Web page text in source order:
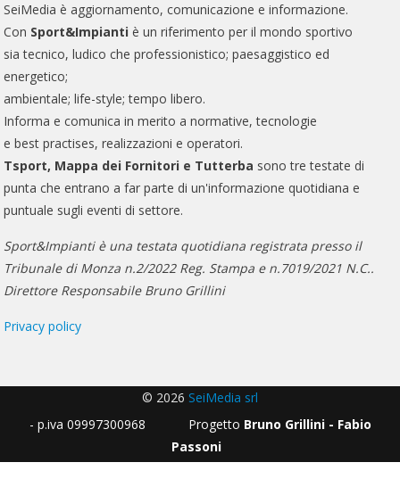
SeiMedia è aggiornamento, comunicazione e informazione.
Con Sport&Impianti è un riferimento per il mondo sportivo
sia tecnico, ludico che professionistico; paesaggistico ed
energetico;
ambientale; life-style; tempo libero.
Informa e comunica in merito a normative, tecnologie
e best practises, realizzazioni e operatori.
Tsport, Mappa dei Fornitori e Tutterba sono tre testate di
punta che entrano a far parte di un'informazione quotidiana e
puntuale sugli eventi di settore.
Sport&Impianti è una testata quotidiana registrata presso il
Tribunale di Monza n.2/2022 Reg. Stampa e n.7019/2021 N.C..
Direttore Responsabile Bruno Grillini
Privacy policy
© 2026 SeiMedia srl
- p.iva 09997300968 Progetto Bruno Grillini - Fabio
Passoni